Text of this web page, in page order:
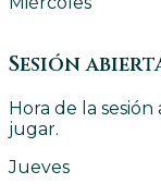
Sesión
Hora de la
jugar.
Jueves